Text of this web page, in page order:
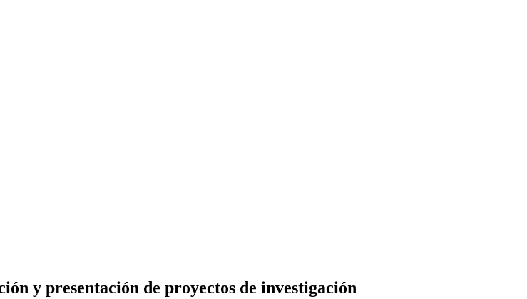
y presentación de proyectos de investigación